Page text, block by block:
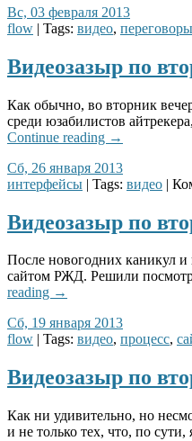
Вс, 03 февраля 2013
flow | Tags: видео, переговоры
Видеозазыр по
Как обычно, во вторник
среди юзабилистов
Continue reading →
Сб, 26 января 2013
интерфейсы | Tags: видео |
Видеозазыр по
После новогодних каникул и
сайтом РЖД. Решили
reading →
Сб, 19 января 2013
flow | Tags: видео, процесс,
Видеозазыр по
Как ни удивительно, но
и не только тех, что, по